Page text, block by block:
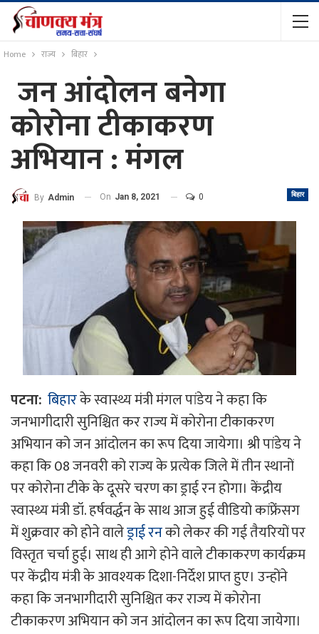
Home राज्य बिहार
जन आंदोलन बनेगा
कोरोना टीकाकरण
अभियान : मंगल
बिहार
By Admin On Jan 8, 2021 0
पटना: बिहारके स्वास्थ्य मंत्री मंगल पांडेय ने कहा कि
जनभागीदारी सुनिश्चित कर राज्य में कोरोना टीकाकरण
अभियान को जन आंदोलन का रूप दिया जायेगा। श्री पांडेय ने
कहा कि 08 जनवरी को राज्य के प्रत्येक जिले में तीन स्थानों
पर कोरोना टीके के दूसरे चरण का ड्राई रन होगा। केंद्रीय
स्वास्थ्य मंत्री डॉ. हर्षवर्द्धन के साथ आज हुई वीडियो कांफ्रेंंसग
में शुक्रवार को होने वालेड्राई रनको लेकर की गई तैयरियों पर
विस्तृत चर्चा हुई। साथ ही आगे होने वाले टीकाकरण कार्यक्रम
पर केंद्रीय मंत्री के आवश्यक दिशा-निर्देश प्राप्त हुए। उन्होंने
कहा कि जनभागीदारी सुनिश्चित कर राज्य में कोरोना
टीकाकरण अभियान को जन आंदोलन का रूप दिया जायेगा।